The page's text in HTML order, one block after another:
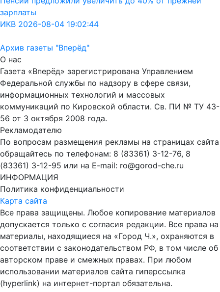
зарплаты
ИКВ 2026-08-04 19:02:44
Архив газеты "Вперёд"
О нас
Газета «Вперёд» зарегистрирована Управлением
Федеральной службы по надзору в сфере связи,
информационных технологий и массовых
коммуникаций по Кировской области. Св. ПИ № ТУ 43-
56 от 3 октября 2008 года.
Рекламодателю
По вопросам размещения рекламы на страницах сайта
обращайтесь по телефонам: 8 (83361) 3-12-76, 8
(83361) 3-12-95 или на E-mail: ro@gorod-che.ru
ИНФОРМАЦИЯ
Политика конфиденциальности
Карта сайта
Все права защищены. Любое копирование материалов
допускается только с согласия редакции. Все права на
материалы, находящиеся на «Город Ч.», охраняются в
соответствии с законодательством РФ, в том числе об
авторском праве и смежных правах. При любом
использовании материалов сайта гиперссылка
(hyperlink) на интернет-портал обязательна.